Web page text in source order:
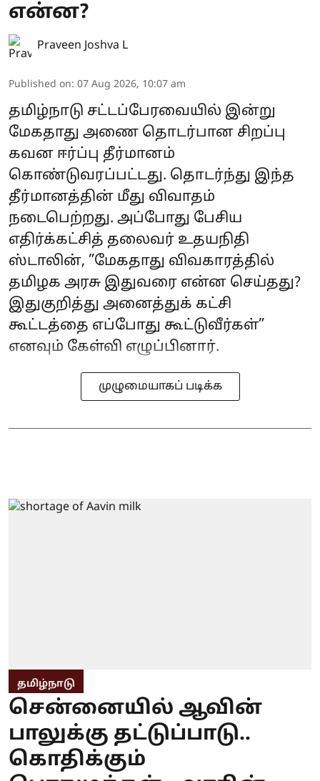
என்ன?
Praveen Joshva L
Published on: 07 Aug 2026, 10:07 am
தமிழ்நாடு சட்டப்பேரவையில் இன்று
மேகதாது அணை தொடர்பான சிறப்பு
கவன ஈர்ப்பு தீர்மானம்
கொண்டுவரப்பட்டது. தொடர்ந்து இந்த
தீர்மானத்தின் மீது விவாதம்
நடைபெற்றது. அப்போது பேசிய
எதிர்க்கட்சித் தலைவர் உதயநிதி
ஸ்டாலின், ”மேகதாது விவகாரத்தில்
தமிழக அரசு இதுவரை என்ன செய்தது?
இதுகுறித்து அனைத்துக் கட்சி
கூட்டத்தை எப்போது கூட்டுவீர்கள்”
எனவும் கேள்வி எழுப்பினார்.
முழுமையாகப் படிக்க
தமிழ்நாடு
சென்னையில் ஆவின்
பாலுக்கு தட்டுப்பாடு..
கொதிக்கும்